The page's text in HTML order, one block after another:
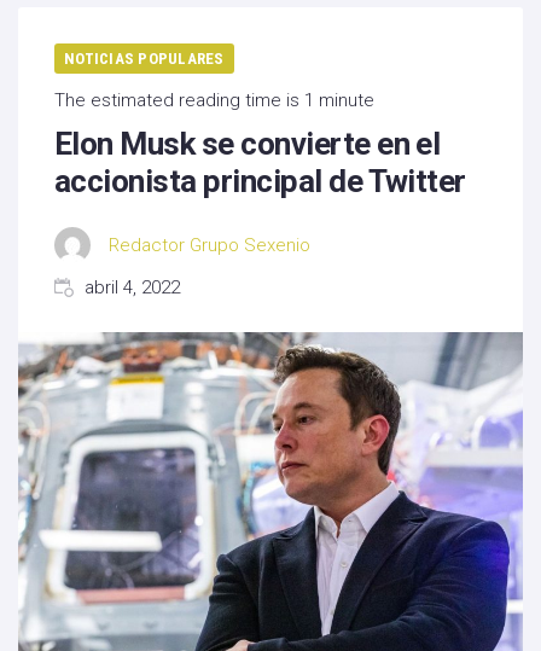
NOTICIAS POPULARES
The estimated reading time is 1 minute
Elon Musk se convierte en el
accionista principal de Twitter
Redactor Grupo Sexenio
abril 4, 2022